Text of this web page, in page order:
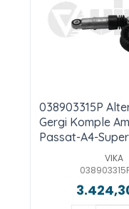
038903315P
Gergi Komple
Passat-A4-
Tdı-Avf-Avb-VIKA